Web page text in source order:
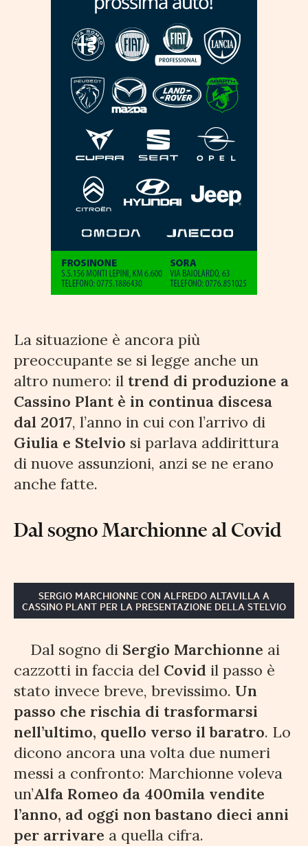
La situazione è ancora più
preoccupante se si legge anche un
altro numero: il trend di produzione a
Cassino Plant è in continua discesa
dal 2017, l’anno in cui con l’arrivo di
Giulia e Stelvio si parlava addirittura
di nuove assunzioni, anzi se ne erano
anche fatte.
Dal sogno Marchionne al Covid
SERGIO MARCHIONNE CON ALFREDO ALTAVILLA A
CASSINO PLANT PER LA PRESENTAZIONE DELLA STELVIO
Dal sogno di Sergio Marchionne ai
cazzotti in faccia del Covid il passo è
stato invece breve, brevissimo. Un
passo che rischia di trasformarsi
nell’ultimo, quello verso il baratro. Lo
dicono ancora una volta due numeri
messi a confronto: Marchionne voleva
un’Alfa Romeo da 400mila vendite
l’anno, ad oggi non bastano dieci anni
per arrivare a quella cifra.